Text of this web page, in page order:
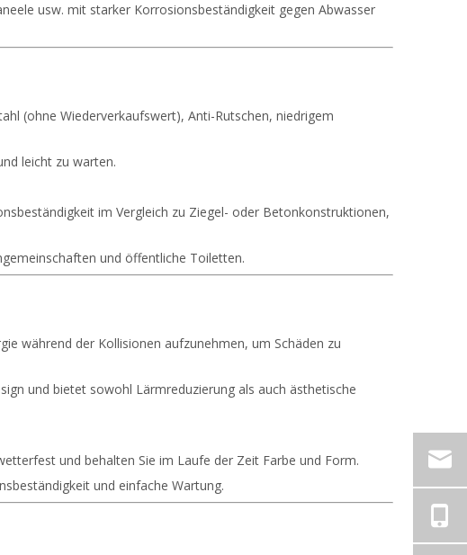
usw. mit starker Korrosionsbeständigkeit gegen Abwasser
(ohne Wiederverkaufswert), Anti-Rutschen, niedrigem
leicht zu warten.
im Vergleich zu Ziegel- oder Betonkonstruktionen,
und öffentliche Toiletten.
während der Kollisionen aufzunehmen, um Schäden zu
und bietet sowohl Lärmreduzierung als auch ästhetische
und behalten Sie im Laufe der Zeit Farbe und Form.
und einfache Wartung.